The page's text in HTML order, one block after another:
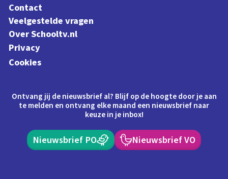
Contact
Veelgestelde vragen
Over Schooltv.nl
Privacy
Cookies
Ontvang jij de nieuwsbrief al? Blijf op de hoogte door je aan
te melden en ontvang elke maand een nieuwsbrief naar
keuze in je inbox!
Nieuwsbrief PO Nieuwsbrief VO